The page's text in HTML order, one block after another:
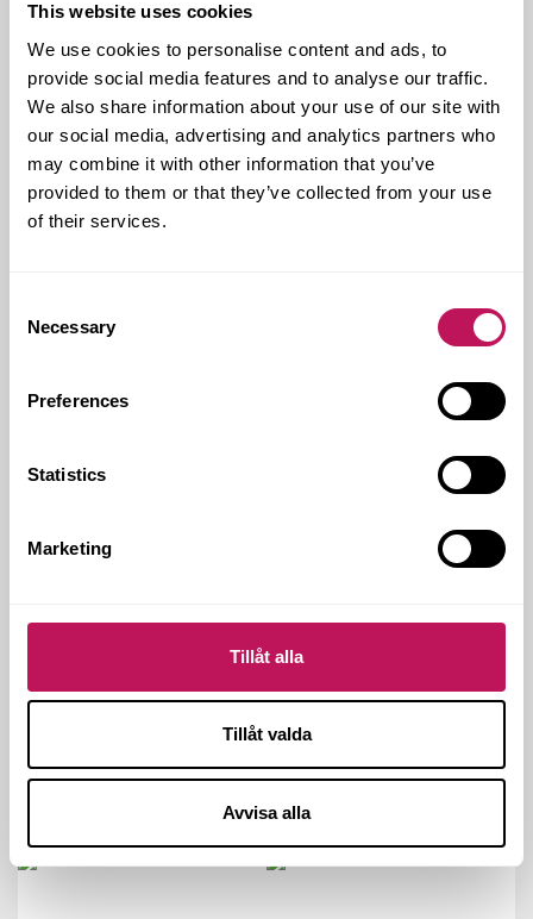
This website uses cookies
We use cookies to personalise content and ads, to
provide social media features and to analyse our traffic.
We also share information about your use of our site with
our social media, advertising and analytics partners who
may combine it with other information that you’ve
provided to them or that they’ve collected from your use
of their services.
Selection
Necessary
Preferences
Statistics
Marketing
Tillåt alla
Tillåt valda
Avvisa alla
Anders har en gedigen erfarenhet och har, under 20
år, arbetat i flera befattningar inom JM AB. Han har
det senaste året varit verksamhetschef i dotterbolaget
JM Entreprenad AB.
– Anders är erfaren, engagerad och mycket kunnig
inom det här området och vi är oerhört glada över att
Nästa inlägg ›